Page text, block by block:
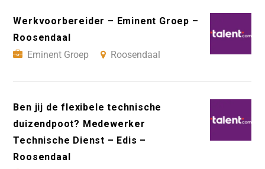
Werkvoorbereider – Eminent Groep –
Roosendaal
Eminent Groep
Roosendaal
Ben jij de flexibele technische
duizendpoot? Medewerker
Technische Dienst – Edis –
Roosendaal